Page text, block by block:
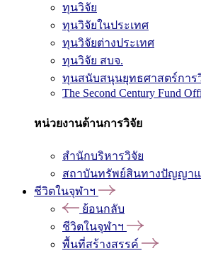
ทุนวิจัย
ทุนวิจัยในประเทศ
ทุนวิจัยต่างประเทศ
ทุนวิจัย สบจ.
ทุนสนับสนุนยุทธศาสตร์การ
The Second Century Fund
หน่วยงานด้านการวิจัย
สำนักบริหารวิจัย
สถาบันทรัพย์สินทางปัญญาแ
ชีวิตในจุฬาฯ
ย้อนกลับ
ชีวิตในจุฬาฯ
พื้นที่สร้างสรรค์